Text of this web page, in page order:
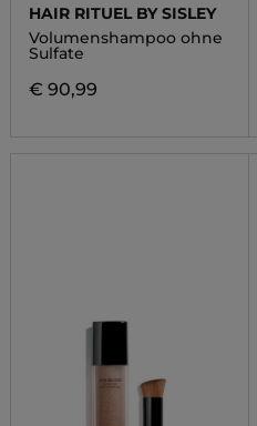
HAIR RITUEL BY SISLEY
Volumenshampoo ohne
Sulfate
€ 90,99